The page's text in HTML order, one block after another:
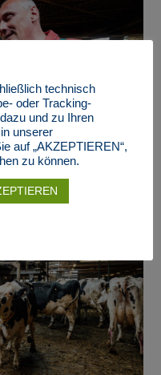
technisch
oder Tracking-
und zu Ihren
unserer
auf „AKZEPTIEREN“,
zu können.